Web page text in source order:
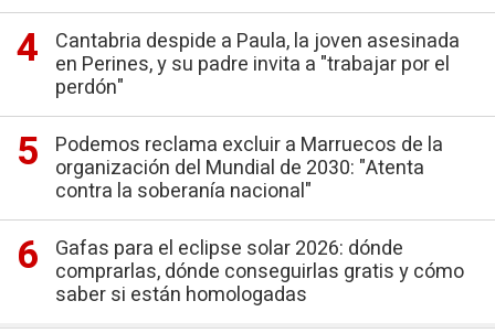
Cantabria despide a Paula, la joven asesinada
en Perines, y su padre invita a "trabajar por el
perdón"
Podemos reclama excluir a Marruecos de la
organización del Mundial de 2030: "Atenta
contra la soberanía nacional"
Gafas para el eclipse solar 2026: dónde
comprarlas, dónde conseguirlas gratis y cómo
saber si están homologadas